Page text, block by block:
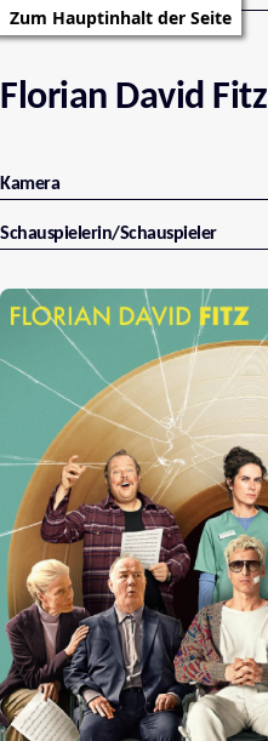
Zum Hauptinhalt der Seite
Florian David Fitz
Kamera
Schauspielerin/Schauspieler